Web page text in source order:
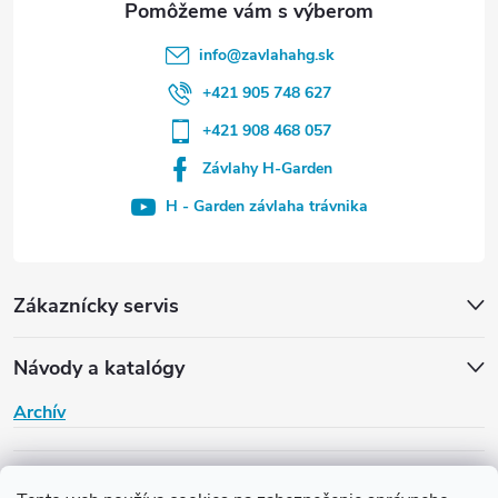
Zákaznícky servis
Návody a katalógy
Archív
info@zavlahahg.sk
+421 905 748 627
+421 908 468 057
Závlahy H-Garden
H - Garden závlaha trávnika